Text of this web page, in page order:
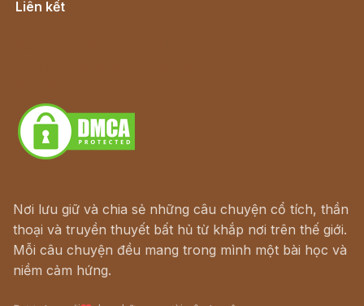
Liên kết
Nơi lưu giữ và chia sẻ những câu chuyện cổ tích, thần
thoại và truyền thuyết bất hủ từ khắp nơi trên thế giới.
Mỗi câu chuyện đều mang trong mình một bài học và
niềm cảm hứng.